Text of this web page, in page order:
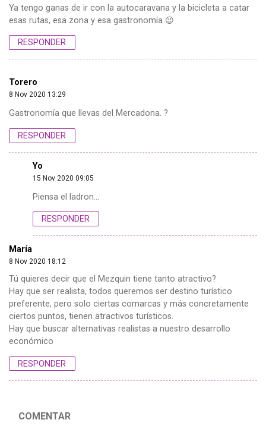
Ya tengo ganas de ir con la autocaravana y la bicicleta a catar
esas rutas, esa zona y esa gastronomía 😉
RESPONDER
Torero
8 Nov 2020 13:29
Gastronomía que llevas del Mercadona. ?
RESPONDER
Yo
15 Nov 2020 09:05
Piensa el ladron…
RESPONDER
María
8 Nov 2020 18:12
Tú quieres decir que el Mezquin tiene tanto atractivo?
Hay que ser realista, todos queremos ser destino turístico
preferente, pero solo ciertas comarcas y más concretamente
ciertos puntos, tienen atractivos turísticos.
Hay que buscar alternativas realistas a nuestro desarrollo
económico
RESPONDER
COMENTAR